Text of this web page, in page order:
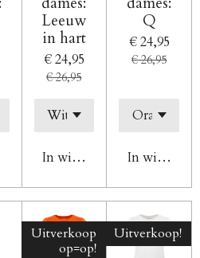
Leeuw
in hart
€ 24,95
€ 26,95
In winkelwagen
Q
€ 24,95
€ 26,95
In
Uitverkoop
op=op!
Uitverkoop!